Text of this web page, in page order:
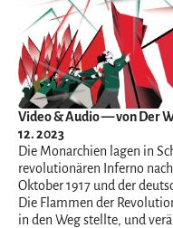
Video & Audio— von Der
12. 2023
Die Monarchien lagen in
revolutionären Inferno
Oktober 1917 und der
Die Flammen der
in den Weg stellte, und